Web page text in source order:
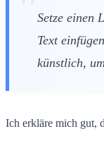
Setze einen
Text
künstlich,
Ich erkläre mich gut,